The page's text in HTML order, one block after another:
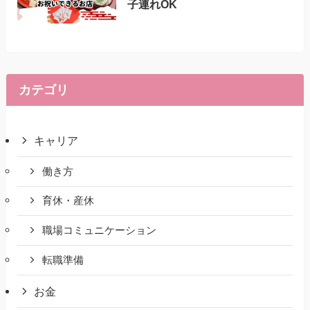
子連れOK
カテゴリ
キャリア
働き方
育休・産休
職場コミュニケーション
転職準備
お金